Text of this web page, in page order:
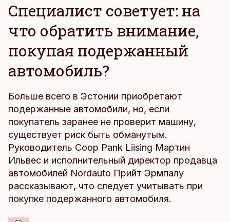
Специалист советует: на
что обратить внимание,
покупая подержанный
автомобиль?
Больше всего в Эстонии приобретают
подержанные автомобили, но, если
покупатель заранее не проверит машину,
существует риск быть обманутым.
Руководитель Coop Pank Liising Мартин
Ильвес и исполнительный директор продавца
автомобилей Nordauto Прийт Эрмпалу
рассказывают, что следует учитывать при
покупке подержанного автомобиля.